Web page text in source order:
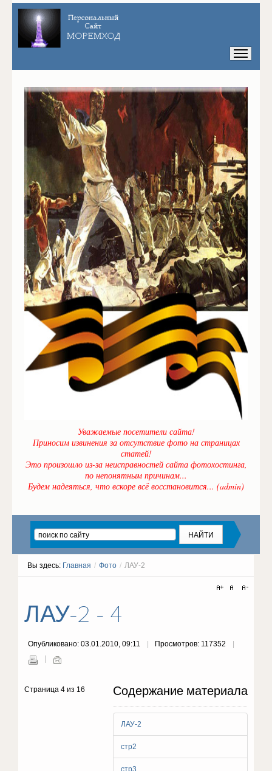
Уважаемые посетители сайта!
Приносим извинения за отсутствие фото на страницах
статей!
Это произошло из-за неисправностей сайта фотохостинга,
по непонятным причинам...
Будем надеяться, что вскоре всё восстановится... (admin)
Вы здесь: Главная / Фото / ЛАУ-2
ЛАУ-2 - 4
Опубликовано: 03.01.2010, 09:11 Просмотров: 117352
Содержание материала
ЛАУ-2
стр2
стр3
Страница 4 из 16